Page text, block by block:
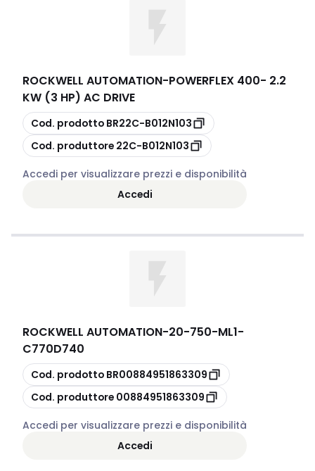
ROCKWELL AUTOMATION-POWERFLEX 400- 2.2
KW (3 HP) AC DRIVE
copia
Cod. prodotto BR22C-B012N103
copia
Cod. produttore 22C-B012N103
Accedi per visualizzare prezzi e disponibilità
Accedi
ROCKWELL AUTOMATION-20-750-ML1-
C770D740
copia
Cod. prodotto BR00884951863309
copia
Cod. produttore 00884951863309
Accedi per visualizzare prezzi e disponibilità
Accedi